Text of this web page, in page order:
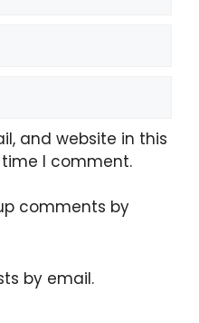
and website in this
I comment.
comments by
by email.